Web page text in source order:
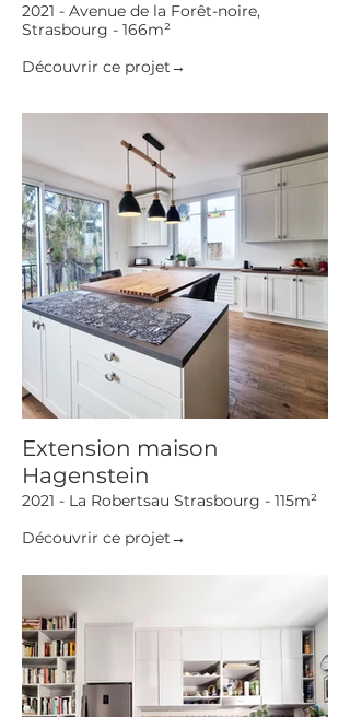
2021 - Avenue de la Forêt-noire,
Strasbourg - 166m²
Découvrir ce projet→
Extension maison
Hagenstein
2021 - La Robertsau Strasbourg - 115m²
Découvrir ce projet→